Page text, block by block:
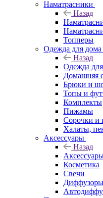
Наматрасники
Назад
Топперы
Одежда для дома
Назад
Одежда
Домашняя
Брюки и
Топы и
Комплекты
Пижамы
Сорочки и
Халаты,
Аксессуары
Назад
Косметика
Свечи
Диффузоры